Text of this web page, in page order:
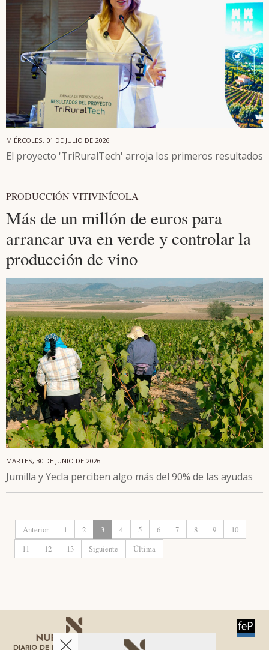
MIÉRCOLES, 01 DE JULIO DE 2026
El proyecto 'TriRuralTech' arroja los primeros resultados
PRODUCCIÓN VITIVINÍCOLA
Más de un millón de euros para
arrancar uva en verde y controlar la
producción de vino
MARTES, 30 DE JUNIO DE 2026
Jumilla y Yecla perciben algo más del 90% de las ayudas
Anterior 1 2 3 4 5 6 7 8 9
10
11
12 13 Siguiente Última
DIARIO DE ECONOMÍA DE LA REGIÓN DE MURCIA